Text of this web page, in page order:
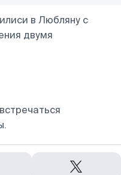
в Любляну с
двумя